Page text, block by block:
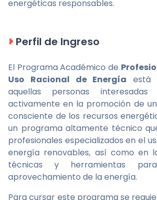
energéticas responsables.
Perfil de Ingreso
El Programa Académico de
Uso Racional de Energía está
aquellas personas
activamente en la promoción de
consciente de los recursos
un programa altamente técnico
profesionales especializados en el
energía renovables, así como en
técnicas y herramientas
aprovechamiento de la energía.
Para cursar este programa se